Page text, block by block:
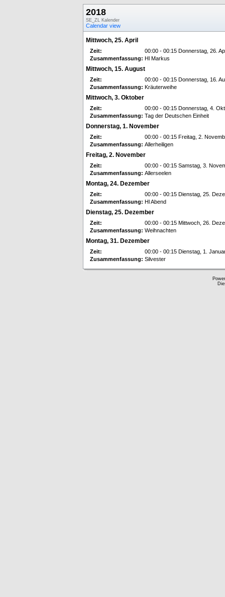
2018
SE_ZL Kalender
Calendar view
Mittwoch, 25. April
Zeit:
00:00 - 00:15 Donnerstag, 26.
Zusammenfassung: Hl Markus
Mittwoch, 15. August
Zeit:
00:00 - 00:15 Donnerstag, 16.
Zusammenfassung: Kräuterweihe
Mittwoch, 3. Oktober
Zeit:
00:00 - 00:15 Donnerstag, 4.
Zusammenfassung: Tag der Deutschen Einheit
Donnerstag, 1. November
Zeit:
00:00 - 00:15 Freitag, 2.
Zusammenfassung: Allerheiligen
Freitag, 2. November
Zeit:
00:00 - 00:15 Samstag, 3.
Zusammenfassung: Allerseelen
Montag, 24. Dezember
Zeit:
00:00 - 00:15 Dienstag, 25.
Zusammenfassung: Hl Abend
Dienstag, 25. Dezember
Zeit:
00:00 - 00:15 Mittwoch, 26.
Zusammenfassung: Weihnachten
Montag, 31. Dezember
Zeit:
00:00 - 00:15 Dienstag, 1.
Zusammenfassung: Silvester